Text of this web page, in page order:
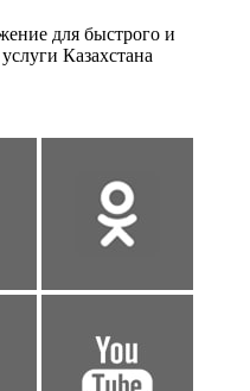
для быстрого и
Казахстана